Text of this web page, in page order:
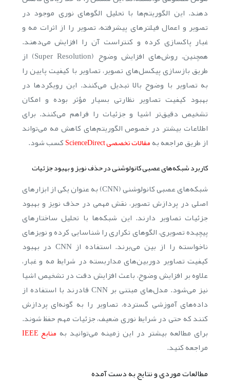
دهند. این الگوریتم‌ها با تحلیل الگوهای نوری موجود در
تصویر و اعمال فیلترهای پیشرفته، تصویر را از اثرات مه و
غبار پاکسازی کرده و کنتراست آن را افزایش می‌دهند.
همچنین، روش‌های افزایش وضوح (Super Resolution) از
طریق بازسازی پیکسل‌های تصویر، تصاویر با کیفیت پایین را
به تصاویر با وضوح بالا تبدیل می‌کنند. این رویکردها در
بهبود کیفیت تصاویر نظارتی بسیار مؤثر بوده و امکان
تشخیص دقیق‌تر اشیا و جزئیات را فراهم می‌کنند. برای
اطلاعات بیشتر در خصوص الگوریتم‌های کاهش مه می‌تواند
از طریق مراجعه بهمقالات تخصصی ScienceDirect کسب شود.
کاربرد شبکه‌های عصبی کانولوشنی در حذف نویز و بهبود جزئیات
شبکه‌های عصبی کانولوشنی (CNN) به عنوان یکی از ابزارهای
اصلی در پردازش تصویر، نقش مهمی در حذف نویز و بهبود
جزئیات تصاویر دارند. این شبکه‌ها با تحلیل ساختارهای
پیچیده تصویری، الگوهای تکراری را شناسایی کرده و نویز‌های
ناخواسته را از بین می‌برند. استفاده از CNN در بهبود
کیفیت تصاویر دوربین‌های مداربسته در شرایط مه و غبار،
علاوه بر افزایش وضوح، باعث افزایش دقت در تشخیص اشیا
نیز می‌شود. مدل‌های مبتنی بر CNN قادرند با استفاده از
داده‌های آموزشی گسترده، تصاویر را به گونه‌ای پردازش
کنند که حتی در شرایط نوری ضعیف، جزئیات مهم حفظ شوند.
برای مطالعه بیشتر در این زمینه می‌توانید به منابع IEEE
مراجعه کنید.
مطالعات موردی و نتایج به دست آمده